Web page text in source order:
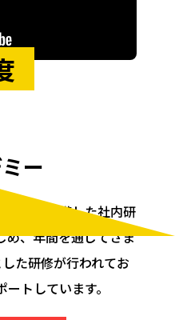
。照明やコンセントの
の設備づくりなどが主
や携帯基地局の工事も
「電気」を裏で支え
する仕事です。空気の
·エアコンなどの設備
で、清潔で快適な空間を
たり前に使っている設
のある仕事です。
す
す。空気や水が快適に
事を安全·品質·コスト
作ったり、工事金額を
割です。たくさんの人
す
したい
スケジュール
ー
設備を完備した社内研
め、年間を通じてさま
た研修が行われてお
トしています。